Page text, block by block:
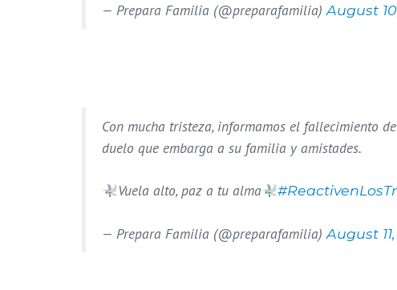
— Prepara Familia (@preparafamilia)August
Con mucha tristeza, informamos el fallecimiento
duelo que embarga a su familia y amistades.
Vuela alto, paz a tu alma
— Prepara Familia (@preparafamilia)August